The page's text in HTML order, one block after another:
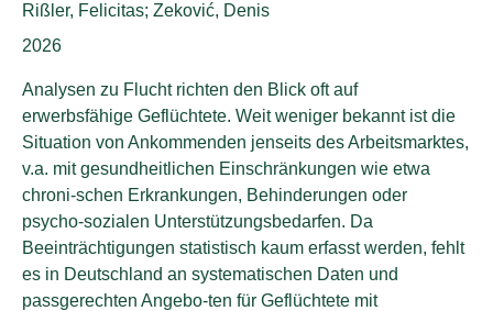
Rißler, Felicitas; Zeković, Denis
Publikationsjahr:
2026
Analysen zu Flucht richten den Blick oft auf
erwerbsfähige Geflüchtete. Weit weniger bekannt ist die
Situation von Ankommenden jenseits des Arbeitsmarktes,
v.a. mit gesundheitlichen Einschränkungen wie etwa
chroni-schen Erkrankungen, Behinderungen oder
psycho-sozialen Unterstützungsbedarfen. Da
Beeinträchtigungen statistisch kaum erfasst werden, fehlt
es in Deutschland an systematischen Daten und
passgerechten Angebo-ten für Geflüchtete mit